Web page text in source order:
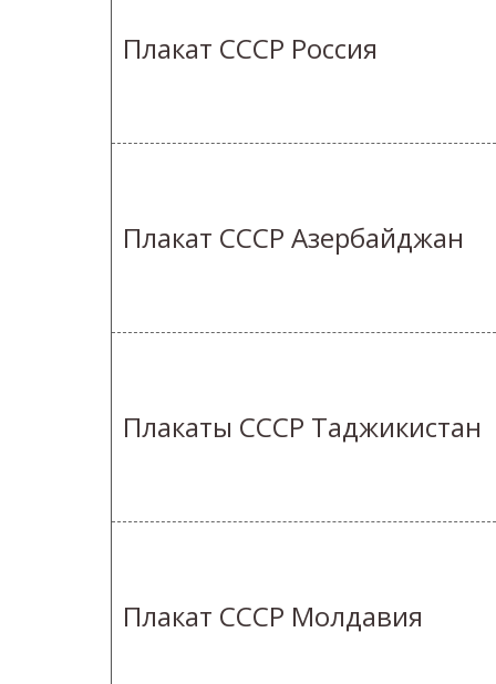
Плакат СССР Россия
Плакат СССР Азербайджан
Плакаты СССР Таджикистан
Плакат СССР Молдавия